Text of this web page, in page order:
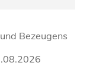
Bezeugens